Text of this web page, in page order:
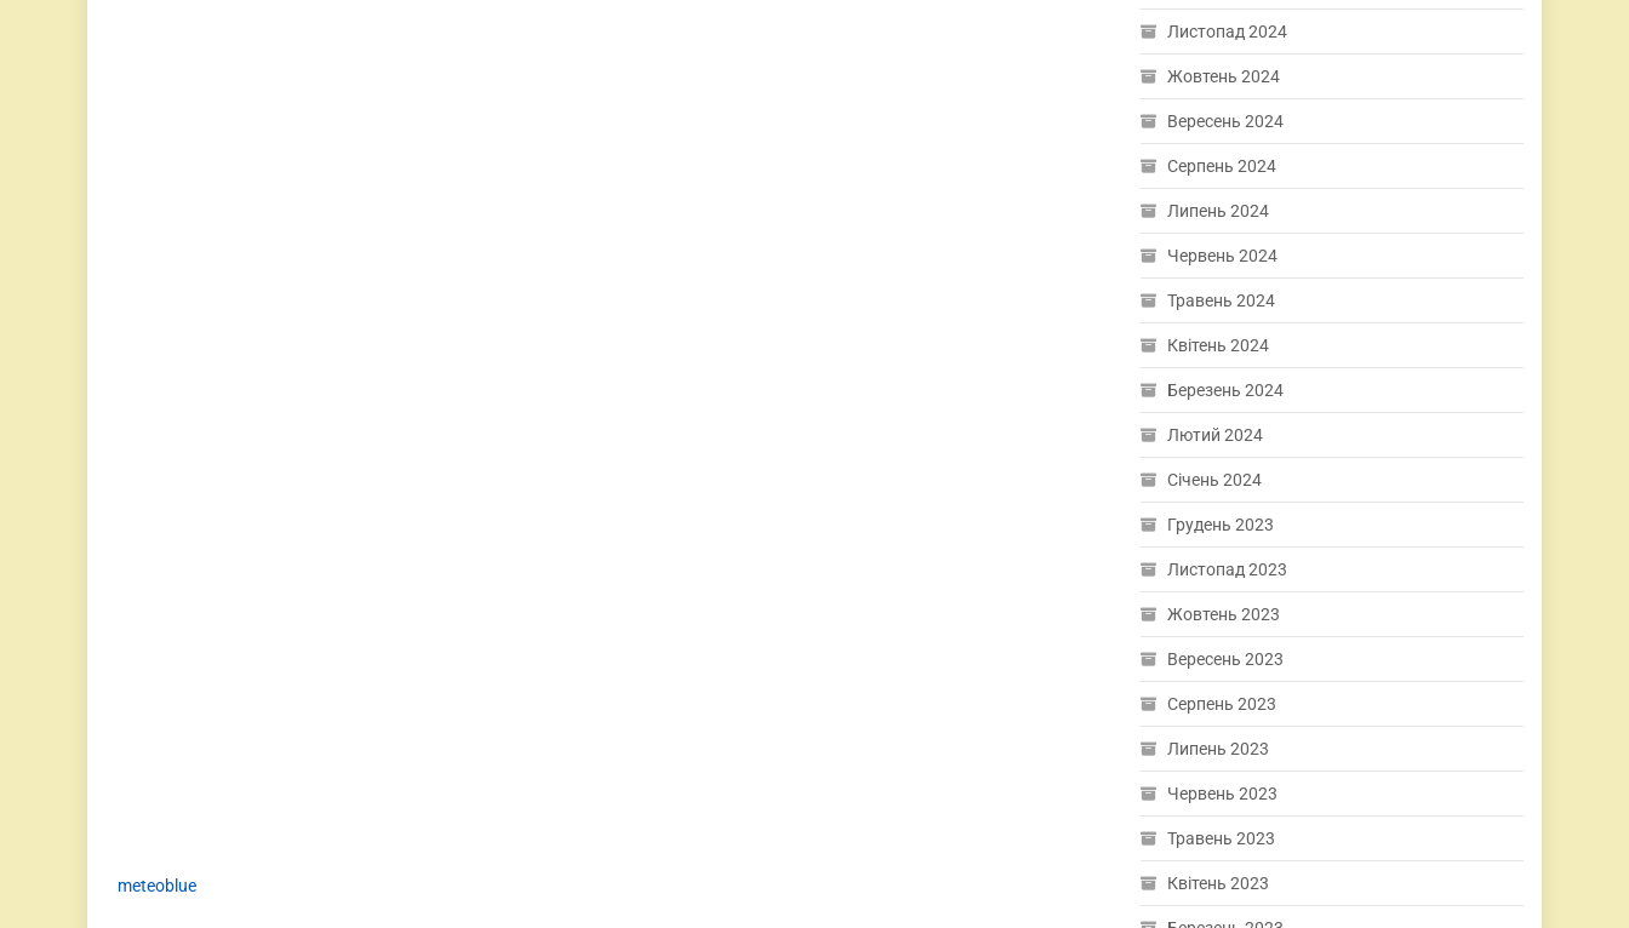
meteoblue
Листопад 2024
Жовтень 2024
Вересень 2024
Серпень 2024
Липень 2024
Червень 2024
Травень 2024
Квітень 2024
Березень 2024
Лютий 2024
Січень 2024
Грудень 2023
Листопад 2023
Жовтень 2023
Вересень 2023
Серпень 2023
Липень 2023
Червень 2023
Травень 2023
Квітень 2023